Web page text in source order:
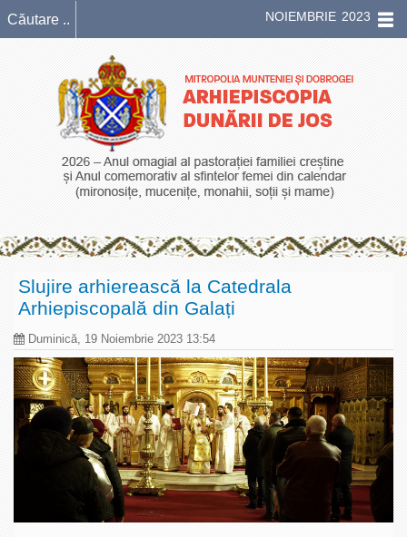
NOIEMBRIE 2023
Slujire arhierească la Catedrala
Arhiepiscopală din Galați
Duminică, 19 Noiembrie 2023 13:54